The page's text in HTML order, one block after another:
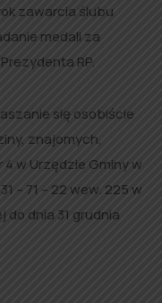
zawarcia ślubu
medali za
RP.
się osobiście
znajomych,
4 w Urzędzie Gminy w
– 71 – 22 wew. 225 w
dnia 31 grudnia